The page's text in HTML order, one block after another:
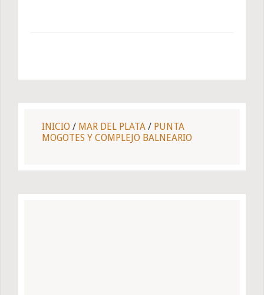
INICIO / MAR DEL PLATA / PUNTA
MOGOTES Y COMPLEJO BALNEARIO